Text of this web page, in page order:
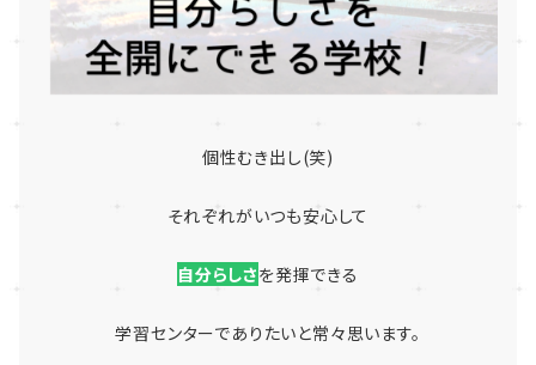
個性むき出し(笑)
それぞれがいつも安心して
自分らしさを発揮できる
学習センターでありたいと常々思います。